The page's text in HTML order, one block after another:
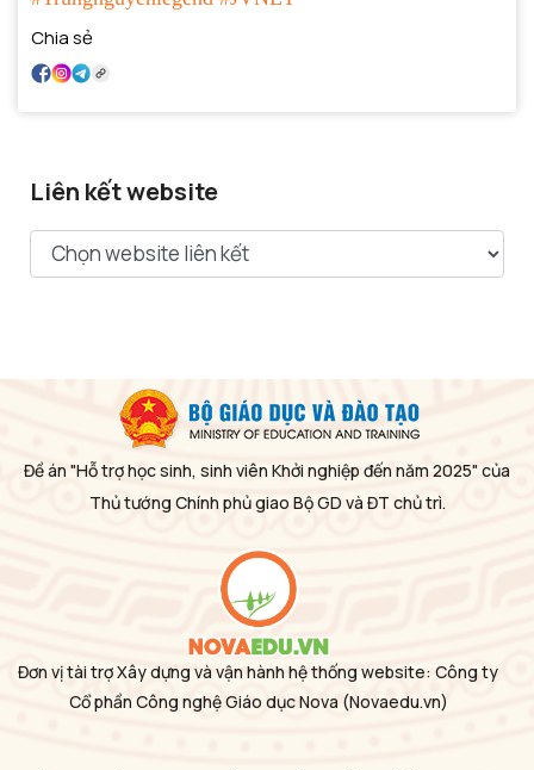
Chia sẻ
Liên kết website
Đề án "Hỗ trợ học sinh, sinh viên Khởi nghiệp đến năm 2025" của
Thủ tướng Chính phủ giao Bộ GD và ĐT chủ trì.
Đơn vị tài trợ Xây dựng và vận hành hệ thống website: Công ty
Cổ phần Công nghệ Giáo dục Nova (Novaedu.vn)